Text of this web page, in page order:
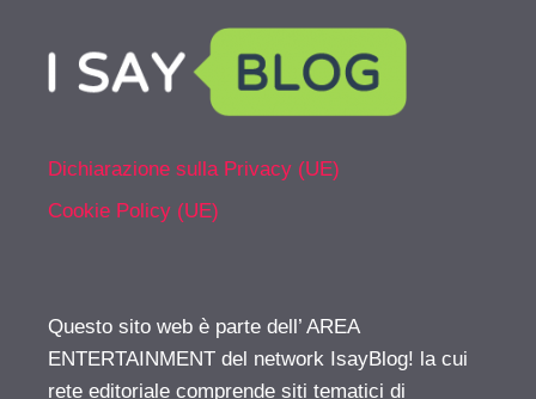
Dichiarazione sulla Privacy (UE)
Cookie Policy (UE)
Questo sito web è parte dell’ AREA
ENTERTAINMENT del network IsayBlog! la cui
rete editoriale comprende siti tematici di